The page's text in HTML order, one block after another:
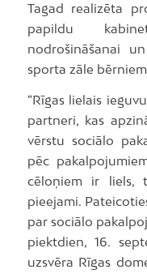
Tagad realizēta
papildu
nodrošināšanai
sporta zāle
“Rīgas lielais
partneri, kas
vērstu sociālo
pēc
cēloņiem ir liels,
pieejami.
par sociālo
piektdien, 16.
uzsvēra Rīgas